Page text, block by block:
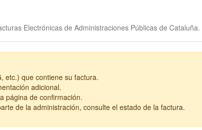
Electrónicas de Administraciones Públicas de Cataluña.
etc.) que contiene su factura.
adicional.
página de confirmación.
de la administración, consulte el estado de la factura.